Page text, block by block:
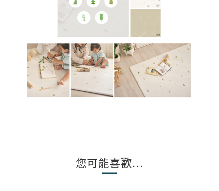
您可能喜歡...